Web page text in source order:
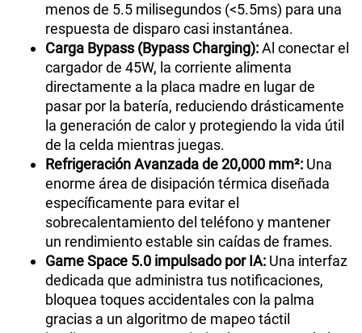
menos de 5.5 milisegundos (<5.5ms) para una
respuesta de disparo casi instantánea.
Carga Bypass (Bypass Charging):Al conectar el
cargador de 45W, la corriente alimenta
directamente a la placa madre en lugar de
pasar por la batería, reduciendo drásticamente
la generación de calor y protegiendo la vida útil
de la celda mientras juegas.
Refrigeración Avanzada de 20,000 mm²: Una
enorme área de disipación térmica diseñada
específicamente para evitar el
sobrecalentamiento del teléfono y mantener
un rendimiento estable sin caídas de frames.
Game Space 5.0 impulsado por IA: Una interfaz
dedicada que administra tus notificaciones,
bloquea toques accidentales con la palma
gracias a un algoritmo de mapeo táctil